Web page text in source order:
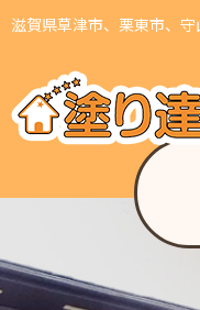
滋賀県草津市、栗東市、